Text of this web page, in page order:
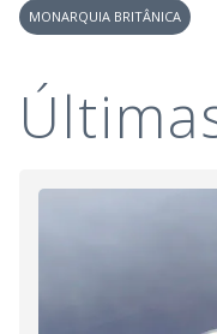
MONARQUIA BRITÂNICA